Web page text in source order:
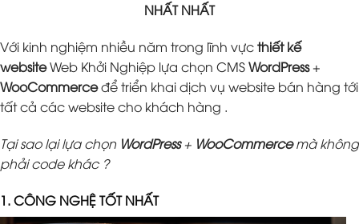
NHẤT NHẤT
Với kinh nghiệm nhiều năm trong lĩnh vựcthiết kế
websiteWeb Khởi Nghiệp lựa chọn CMSWordPress+
WooCommerceđể triển khai dịch vụ website bán hàng tới
tất cả các website cho khách hàng .
Tại sao lại lựa chọn WordPress+ WooCommercemà không
phải code khác ?
1. CÔNG NGHỆ TỐT NHẤT